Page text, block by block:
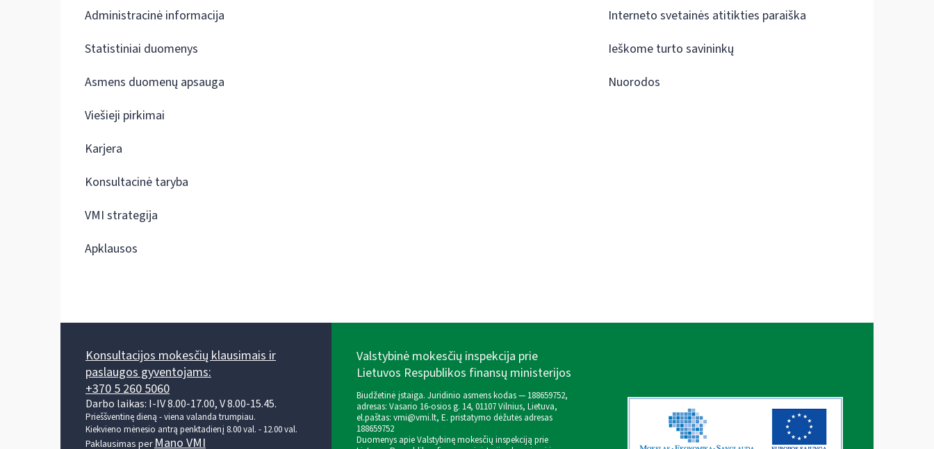
Administracinė informacija
Statistiniai duomenys
Asmens duomenų apsauga
Viešieji pirkimai
Karjera
Konsultacinė taryba
VMI strategija
Apklausos
Interneto svetainės atitikties paraiška
Ieškome turto savininkų
Nuorodos
Konsultacijos mokesčių klausimais ir
paslaugos gyventojams:
+370 5 260 5060
Darbo laikas: I-IV 8.00-17.00, V 8.00-15.45.
Prieššventinę dieną - viena valanda trumpiau.
Kiekvieno mėnesio antrą penktadienį 8.00 val. - 12.00 val.
Paklausimas perMano VMI
Valstybinė mokesčių inspekcija prie
Lietuvos Respublikos finansų ministerijos
Biudžetinė įstaiga. Juridinio asmens kodas — 188659752,
adresas: Vasario 16-osios g. 14, 01107 Vilnius, Lietuva,
el.paštas: vmi@vmi.lt, E. pristatymo dėžutės adresas
188659752
Duomenys apie Valstybinę mokesčių inspekciją prie